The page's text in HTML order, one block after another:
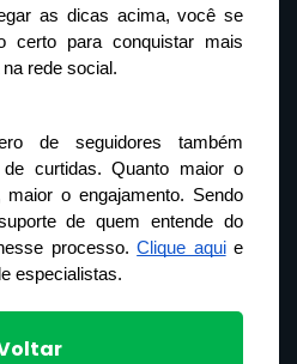
as dicas acima, você se
certo para conquistar mais
rede social.
de seguidores também
de curtidas. Quanto maior o
maior o engajamento. Sendo
de quem entende do
processo. Clique aqui e
especialistas.